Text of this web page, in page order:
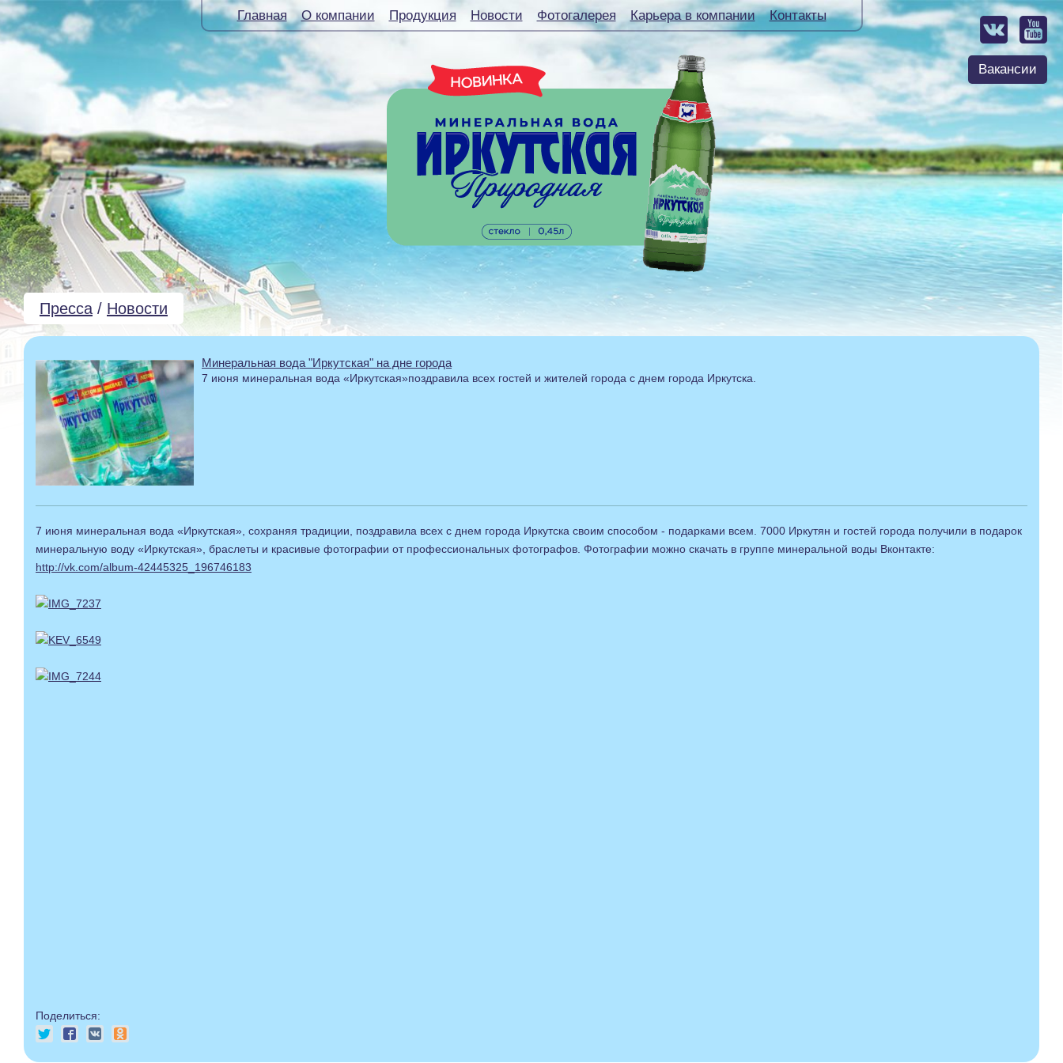
Главная О компании Продукция Новости Фотогалерея Карьера в компании Контакты
Вакансии
Пресса / Новости
Минеральная вода "Иркутская" на дне города
7 июня минеральная вода «Иркутская»поздравила всех гостей и жителей города с днем города Иркутска.
7 июня минеральная вода «Иркутская», сохраняя традиции, поздравила всех с днем города Иркутска своим способом - подарками всем. 7000 Иркутян и гостей города получили в подарок
минеральную воду «Иркутская», браслеты и красивые фотографии от профессиональных фотографов. Фотографии можно скачать в группе минеральной воды Вконтакте:
http://vk.com/album-42445325_196746183
Поделиться: